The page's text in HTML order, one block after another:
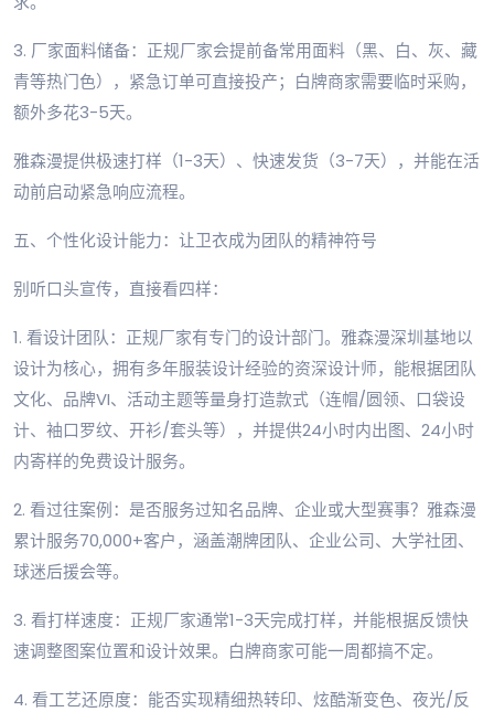
3. 厂家面料储备：正规厂家会提前备常用面料（黑、白、灰、藏
青等热门色），紧急订单可直接投产；白牌商家需要临时采购，
额外多花3-5天。
雅森漫提供极速打样（1-3天）、快速发货（3-7天），并能在活
动前启动紧急响应流程。
五、个性化设计能力：让卫衣成为团队的精神符号
别听口头宣传，直接看四样：
1. 看设计团队：正规厂家有专门的设计部门。雅森漫深圳基地以
设计为核心，拥有多年服装设计经验的资深设计师，能根据团队
文化、品牌VI、活动主题等量身打造款式（连帽/圆领、口袋设
计、袖口罗纹、开衫/套头等），并提供24小时内出图、24小时
内寄样的免费设计服务。
2. 看过往案例：是否服务过知名品牌、企业或大型赛事？雅森漫
累计服务70,000+客户，涵盖潮牌团队、企业公司、大学社团、
球迷后援会等。
3. 看打样速度：正规厂家通常1-3天完成打样，并能根据反馈快
速调整图案位置和设计效果。白牌商家可能一周都搞不定。
4. 看工艺还原度：能否实现精细热转印、炫酷渐变色、夜光/反